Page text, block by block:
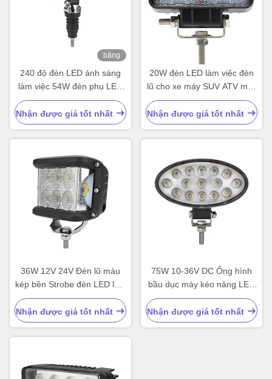
băng
240 độ đèn LED ánh sáng
làm việc 54W đèn phụ LED
chống nước
Nhận được giá tốt nhất
20W đèn LED làm việc đèn
lũ cho xe máy SUV ATV máy
kéo
Nhận được giá tốt nhất
36W 12V 24V Đèn lũ màu
kép bên Strobe đèn LED làm
việc
Nhận được giá tốt nhất
75W 10-36V DC Ống hình
bầu dục máy kéo nâng LED
đèn làm việc
Nhận được giá tốt nhất